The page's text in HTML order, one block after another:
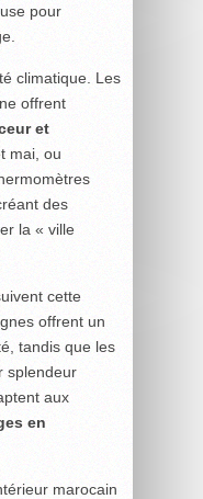
pour
climatique. Les
offrent
et
mai, ou
des
la « ville
cette
offrent un
tandis que les
splendeur
aux
en
marocain